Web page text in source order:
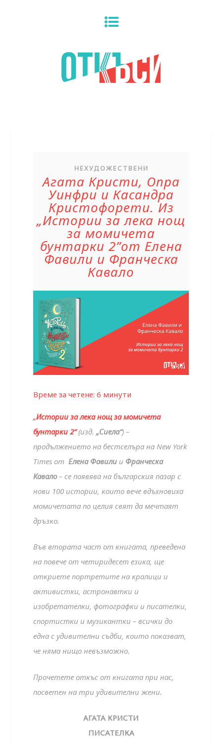
НЕХУДОЖЕСТВЕНИ
Агата Кристи, Опра
Уинфри и Касандра
Кристофорети. Из
„Истории за лека нощ
за момичета
бунтарки 2”от Елена
Фавили и Франческа
Кавало
Време за четене:6 минути
„Истории за лека нощ за момичета
бунтарки 2” (изд. „Сиела“) –
продължението на бестселъра на New York
Times отЕлена Фавили и Франческа
Кавало– се появява на българския пазар с
нови 100 истории, които вече вдъхновиха
момичетата по целия свят да мечтаят
дръзко.
Във втората част от книгата, преведена
на повече от четиридесет езика, ще
откриете портретите на кралици и
активистки, астронавтки и
изобретателки, фотографки и писателки,
спортистки и музикантки – всички до
една с удивителни съдби, които показват,
че няма нищо невъзможно.
Прочетете откъс от книгата при нас,
посветен на три удивителни жени.
АГАТА КРИСТИ
ПИСАТЕЛКА